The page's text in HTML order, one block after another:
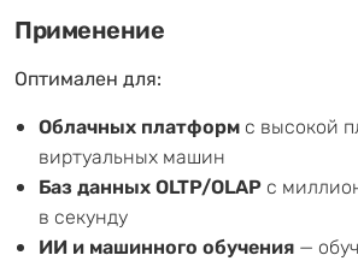
Применение
Оптимален для:
Облачных платформ с высокой
виртуальных машин
Баз данных OLTP/OLAP с
в секунду
ИИ и машинного обучения —